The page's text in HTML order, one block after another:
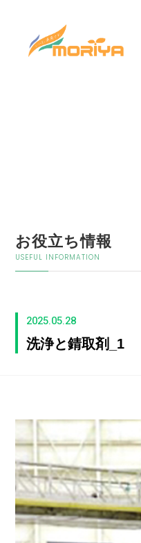
お役立ち情報
USEFUL INFORMATION
2025.05.28
洗浄と錆取剤_1